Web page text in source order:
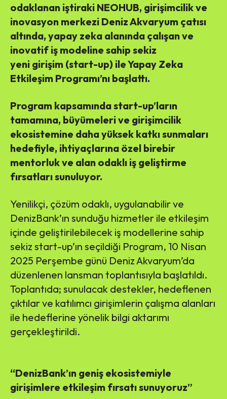
odaklanan iştiraki NEOHUB, girişimcilik ve
inovasyon merkezi Deniz Akvaryum çatısı
altında, yapay zeka alanında çalışan ve
inovatif iş modeline sahip sekiz
yeni girişim (start-up) ile Yapay Zeka
Etkileşim Programı’nı başlattı.
Program kapsamında start-up’ların
tamamına, büyümeleri ve girişimcilik
ekosistemine daha yüksek katkı sunmaları
hedefiyle, ihtiyaçlarına özel birebir
mentorluk ve alan odaklı iş geliştirme
fırsatları sunuluyor.
Yenilikçi, çözüm odaklı, uygulanabilir ve
DenizBank’ın sunduğu hizmetler ile etkileşim
içinde geliştirilebilecek iş modellerine sahip
sekiz start-up’ın seçildiği Program, 10 Nisan
2025 Perşembe günü Deniz Akvaryum’da
düzenlenen lansman toplantısıyla başlatıldı.
Toplantıda; sunulacak destekler, hedeflenen
çıktılar ve katılımcı girişimlerin çalışma alanları
ile hedeflerine yönelik bilgi aktarımı
gerçekleştirildi.
“DenizBank’ın geniş ekosistemiyle
girişimlere etkileşim fırsatı sunuyoruz”